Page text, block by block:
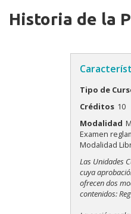
Historia de la
Tipo de
Créditos 10
Modalidad
Examen
Modalidad
Modalidades
Las Unidades
cuya
ofrecen dos
contenidos: